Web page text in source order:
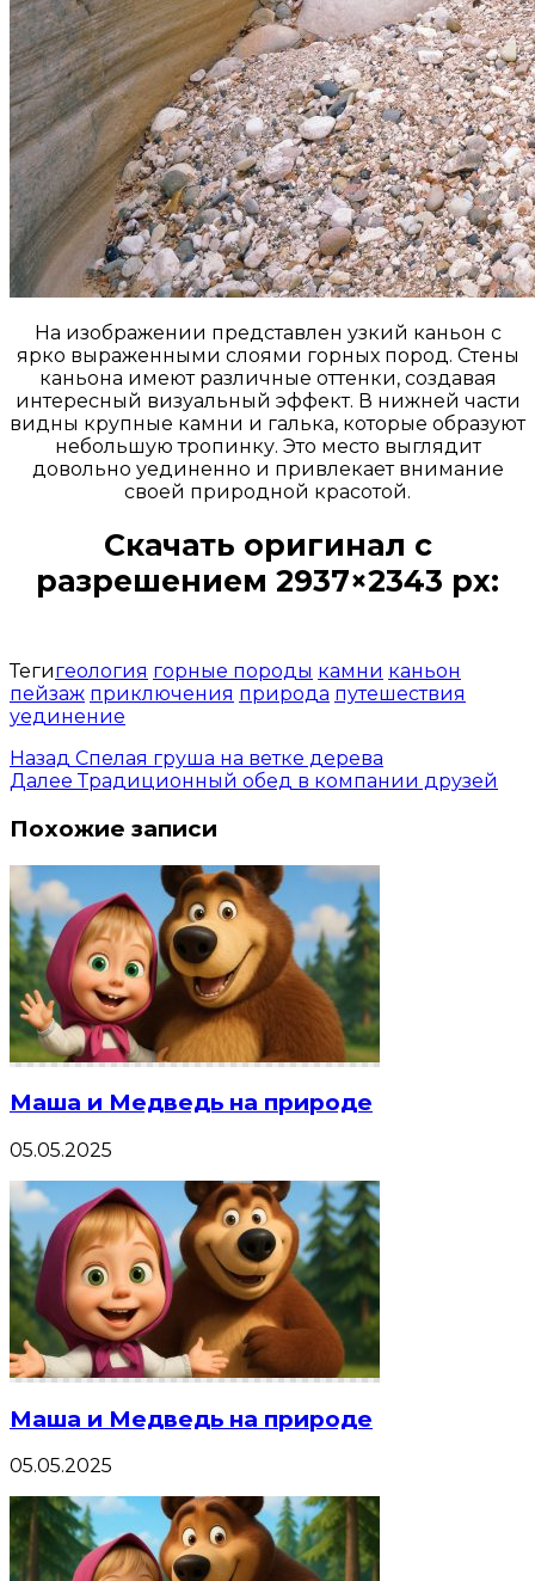
На изображении представлен узкий каньон с
ярко выраженными слоями горных пород. Стены
каньона имеют различные оттенки, создавая
интересный визуальный эффект. В нижней части
видны крупные камни и галька, которые образуют
небольшую тропинку. Это место выглядит
довольно уединенно и привлекает внимание
своей природной красотой.
Скачать оригинал с
разрешением 2937×2343 px:
Тегигеология горные породы камни каньон
пейзаж приключения природа путешествия
уединение
Назад Спелая груша на ветке дерева
Далее Традиционный обед в компании друзей
Похожие записи
Маша и Медведь на природе
05.05.2025
Маша и Медведь на природе
05.05.2025